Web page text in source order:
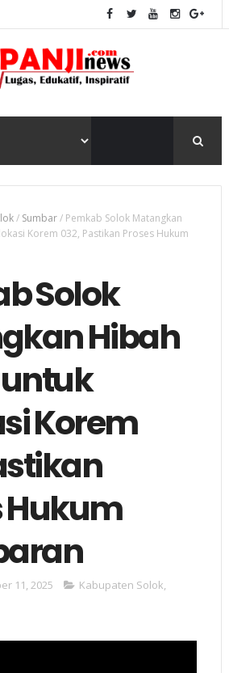
/ Sumbar/ Pemkab Solok Matangkan
Korem 032, Pastikan Proses Hukum
Solok
Hibah
Korem
Hukum
11, 2025 Kabupaten Solok